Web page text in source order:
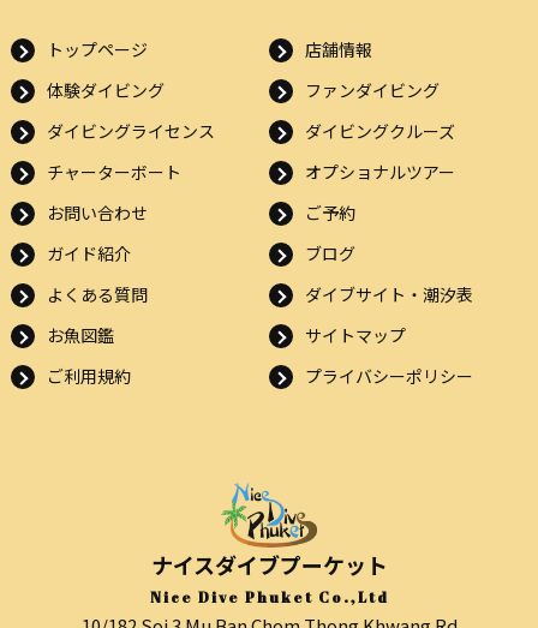
トップページ
店舗情報
体験ダイビング
ファンダイビング
ダイビングライセンス
ダイビングクルーズ
チャーターボート
オプショナルツアー
お問い合わせ
ご予約
ガイド紹介
ブログ
よくある質問
ダイブサイト・潮汐表
お魚図鑑
サイトマップ
ご利用規約
プライバシーポリシー
ナイスダイブプーケット
Nice Dive Phuket Co.,Ltd